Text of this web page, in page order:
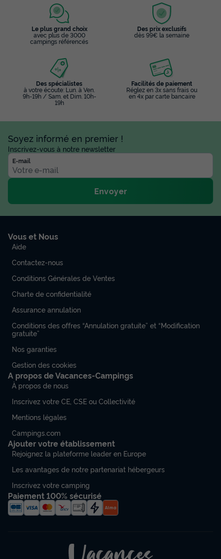
Le plus grand choix
avec plus de 3000
campings référencés
Des prix exclusifs
dès 99€ la semaine
Des spécialistes
à votre écoute: Lun. à Ven.
9h-19h / Sam. et Dim. 10h-
19h
Facilités de paiement
Réglez en 3x sans frais ou
en 4x par carte bancaire
Soyez informé en premier !
Inscrivez-vous à notre newsletter
E-mail
Envoyer
Vous et Nous
Aide
Contactez-nous
Conditions Générales de Ventes
Charte de confidentialité
Assurance annulation
Conditions des offres “Annulation gratuite” et “Modification
gratuite”
Nos garanties
Gestion des cookies
A propos de Vacances-Campings
À propos de nous
Inscrivez votre CE, CSE ou Collectivité
Mentions légales
Campings.com
Ajouter votre établissement
Rejoignez la plateforme leader en Europe
Les avantages de notre partenariat hébergeurs
Inscrivez votre camping
Paiement 100% sécurisé